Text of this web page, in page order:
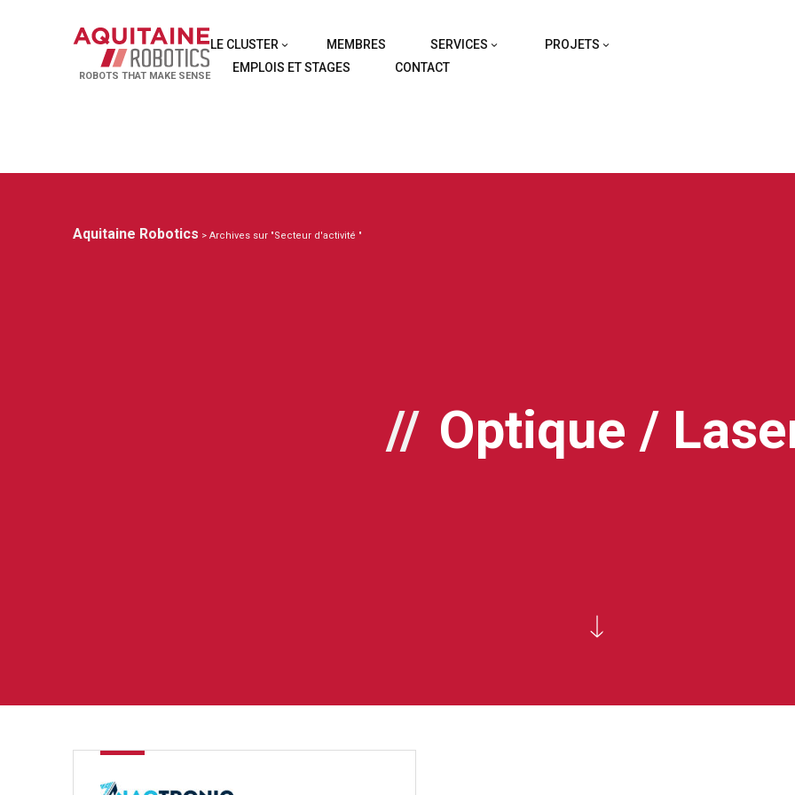
ROBOTS THAT MAKE SENSE
LE CLUSTER MEMBRES SERVICES
PROJETS
EMPLOIS ET STAGES
CONTACT
Aquitaine Robotics > Archives sur "Secteur d'activité "
Optique /